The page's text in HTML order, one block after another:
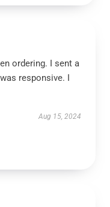
ordering. I sent a
responsive. I
Aug 15, 2024